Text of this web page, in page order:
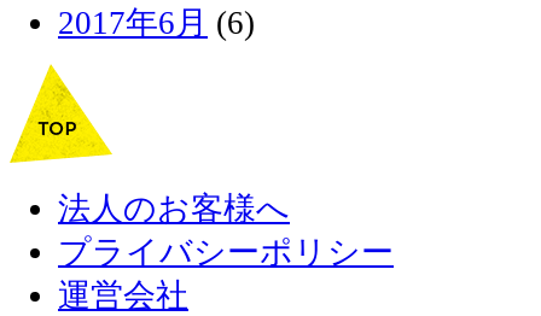
2017年6月 (6)
法人のお客様へ
プライバシーポリシー
運営会社